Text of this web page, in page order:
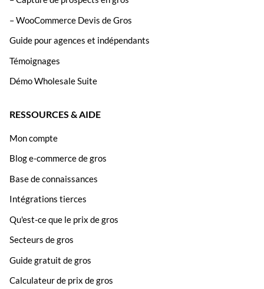
– WooCommerce Devis de Gros
Guide pour agences et indépendants
Témoignages
Démo Wholesale Suite
RESSOURCES & AIDE
Mon compte
Blog e-commerce de gros
Base de connaissances
Intégrations tierces
Qu'est-ce que le prix de gros
Secteurs de gros
Guide gratuit de gros
Calculateur de prix de gros